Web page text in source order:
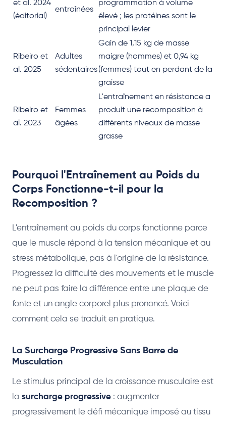
et al. 2024
(éditorial)
entraînées
programmation à volume
élevé ; les protéines sont le
principal levier
Ribeiro et
al. 2025
Adultes
sédentaires
Gain de 1,15 kg de masse
maigre (hommes) et 0,94 kg
(femmes) tout en perdant de la
graisse
Ribeiro et
al. 2023
Femmes
âgées
L'entraînement en résistance a
produit une recomposition à
différents niveaux de masse
grasse
Pourquoi l'Entraînement au Poids du
Corps Fonctionne-t-il pour la
Recomposition ?
L'entraînement au poids du corps fonctionne parce
que le muscle répond à la tension mécanique et au
stress métabolique, pas à l'origine de la résistance.
Progressez la difficulté des mouvements et le muscle
ne peut pas faire la différence entre une plaque de
fonte et un angle corporel plus prononcé. Voici
comment cela se traduit en pratique.
La Surcharge Progressive Sans Barre de
Musculation
Le stimulus principal de la croissance musculaire est
la surcharge progressive : augmenter
progressivement le défi mécanique imposé au tissu